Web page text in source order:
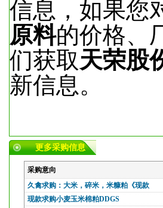
信息，如果您
原料的价格、
们获取天荣股
新信息。
更多采购信息
采购意向
久禽求购：大米，碎米，米糠粕《现款
现款求购小麦玉米棉粕DDGS